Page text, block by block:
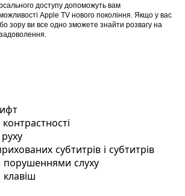
доступу допоможуть вам
Apple TV нового покоління. Якщо у вас
зору ви все одно зможете знайти розвагу на
субтитрів і субтитрів
порушеннями слуху